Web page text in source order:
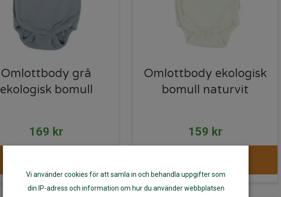
Omlottbody grå
ekologisk bomull
169 kr
Omlottbody ekologisk
bomull naturvit
159 kr
Vi använder cookies för att samla in och behandla uppgifter som
din IP-adress och information om hur du använder webbplatsen